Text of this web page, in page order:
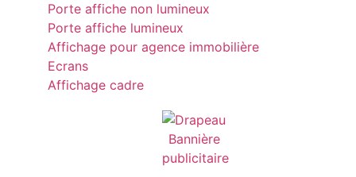
Porte affiche non lumineux
Porte affiche lumineux
Affichage pour agence immobilière
Ecrans
Affichage cadre